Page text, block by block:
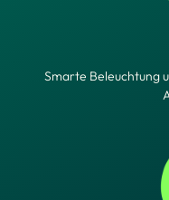
Smarte Beleuchtung